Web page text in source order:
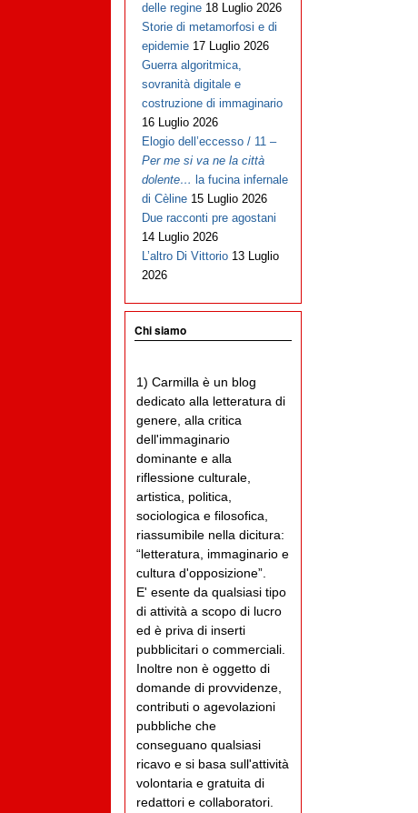
delle regine 18 Luglio 2026
Storie di metamorfosi e di
epidemie 17 Luglio 2026
Guerra algoritmica,
sovranità digitale e
costruzione di immaginario
16 Luglio 2026
Elogio dell’eccesso / 11 –
Per me si va ne la città
dolente… la fucina infernale
di Cèline 15 Luglio 2026
Due racconti pre agostani
14 Luglio 2026
L’altro Di Vittorio 13 Luglio
2026
Chi siamo
1) Carmilla è un blog
dedicato alla letteratura di
genere, alla critica
dell'immaginario
dominante e alla
riflessione culturale,
artistica, politica,
sociologica e filosofica,
riassumibile nella dicitura:
“letteratura, immaginario e
cultura d'opposizione”.
E' esente da qualsiasi tipo
di attività a scopo di lucro
ed è priva di inserti
pubblicitari o commerciali.
Inoltre non è oggetto di
domande di provvidenze,
contributi o agevolazioni
pubbliche che
conseguano qualsiasi
ricavo e si basa sull'attività
volontaria e gratuita di
redattori e collaboratori.